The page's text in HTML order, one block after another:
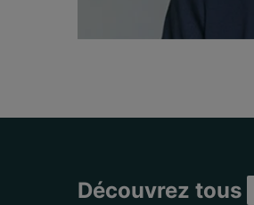
Découvrez tous